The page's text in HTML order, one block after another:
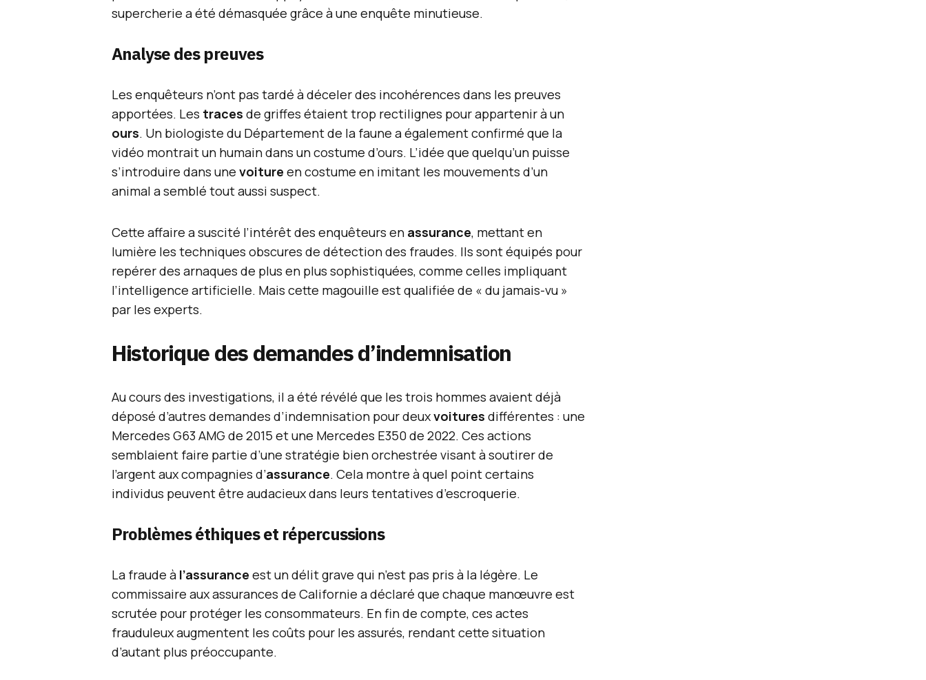
supercherie a été démasquée grâce à une enquête minutieuse.
Analyse des preuves
Les enquêteurs n’ont pas tardé à déceler des incohérences dans les preuves
apportées. Les traces de griffes étaient trop rectilignes pour appartenir à un
ours. Un biologiste du Département de la faune a également confirmé que la
vidéo montrait un humain dans un costume d’ours. L’idée que quelqu’un puisse
s’introduire dans une voiture en costume en imitant les mouvements d’un
animal a semblé tout aussi suspect.
Cette affaire a suscité l’intérêt des enquêteurs en assurance, mettant en
lumière les techniques obscures de détection des fraudes. Ils sont équipés pour
repérer des arnaques de plus en plus sophistiquées, comme celles impliquant
l’intelligence artificielle. Mais cette magouille est qualifiée de « du jamais-vu »
par les experts.
Historique des demandes d’indemnisation
Au cours des investigations, il a été révélé que les trois hommes avaient déjà
déposé d’autres demandes d’indemnisation pour deuxvoitures différentes : une
Mercedes G63 AMG de 2015 et une Mercedes E350 de 2022. Ces actions
semblaient faire partie d’une stratégie bien orchestrée visant à soutirer de
l’argent aux compagnies d’assurance. Cela montre à quel point certains
individus peuvent être audacieux dans leurs tentatives d’escroquerie.
Problèmes éthiques et répercussions
La fraude à l’assurance est un délit grave qui n’est pas pris à la légère. Le
commissaire aux assurances de Californie a déclaré que chaque manœuvre est
scrutée pour protéger les consommateurs. En fin de compte, ces actes
frauduleux augmentent les coûts pour les assurés, rendant cette situation
d’autant plus préoccupante.